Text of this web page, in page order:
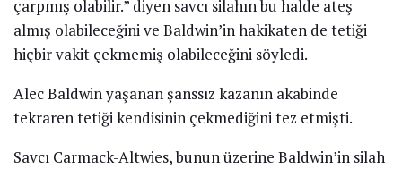
çarpmış olabilir.” diyen savcı silahın bu halde ateş
almış olabileceğini ve Baldwin’in hakikaten de tetiği
hiçbir vakit çekmemiş olabileceğini söyledi.
Alec Baldwin yaşanan şanssız kazanın akabinde
tekraren tetiği kendisinin çekmediğini tez etmişti.
Savcı Carmack-Altwies, bunun üzerine Baldwin’in silah